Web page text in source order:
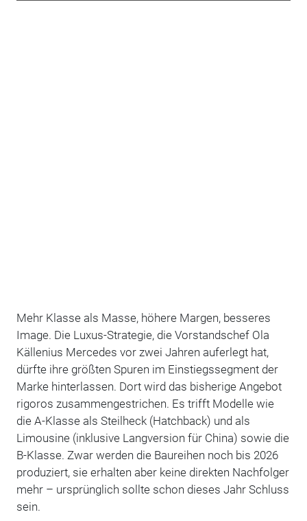
Mehr Klasse als Masse, höhere Margen, besseres
Image. Die Luxus-Strategie, die Vorstandschef Ola
Källenius Mercedes vor zwei Jahren auferlegt hat,
dürfte ihre größten Spuren im Einstiegssegment der
Marke hinterlassen. Dort wird das bisherige Angebot
rigoros zusammengestrichen. Es trifft Modelle wie
die A-Klasse als Steilheck (Hatchback) und als
Limousine (inklusive Langversion für China) sowie die
B-Klasse. Zwar werden die Baureihen noch bis 2026
produziert, sie erhalten aber keine direkten Nachfolger
mehr – ursprünglich sollte schon dieses Jahr Schluss
sein.